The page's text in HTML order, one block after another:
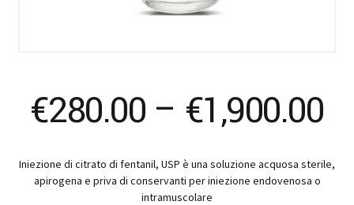
€280.00 – €1,900.00
Iniezione di citrato di fentanil, USP è una soluzione acquosa sterile,
apirogena e priva di conservanti per iniezione endovenosa o
intramuscolare